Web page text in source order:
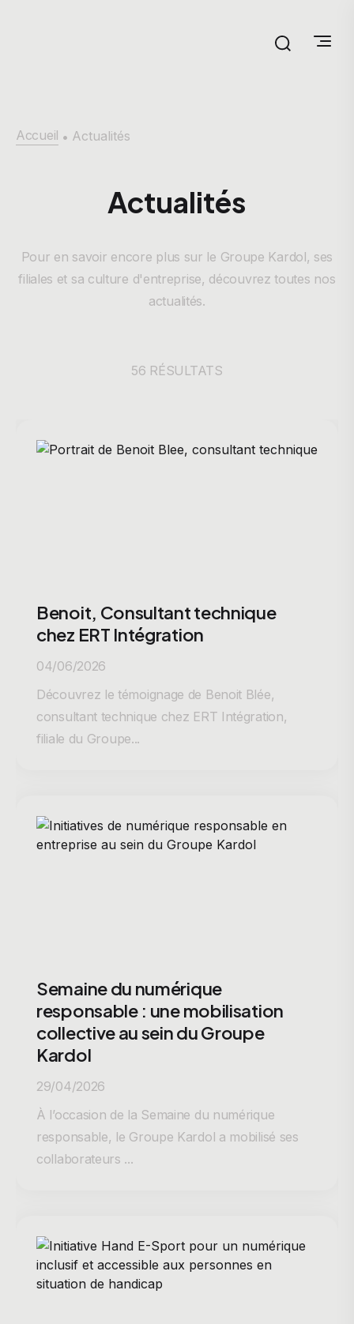
Accueil • Actualités
Actualités
Pour en savoir encore plus sur le Groupe Kardol, ses
filiales et sa culture d'entreprise, découvrez toutes nos
actualités.
56 RÉSULTATS
Benoit, Consultant technique
chez ERT Intégration
04/06/2026
Découvrez le témoignage de Benoit Blée,
consultant technique chez ERT Intégration,
filiale du Groupe...
Semaine du numérique
responsable : une mobilisation
collective au sein du Groupe
Kardol
29/04/2026
À l’occasion de la Semaine du numérique
responsable, le Groupe Kardol a mobilisé ses
collaborateurs ...